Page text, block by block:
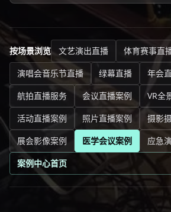
按场景浏览 文艺演出直播 体育赛事直
演唱会音乐节直播
绿幕直播 年会
航拍直播服务
会议直播案例
VR全
活动直播案例
照片直播案例
摄影
展会影像案例
医学会议案例
应急
案例中心首页